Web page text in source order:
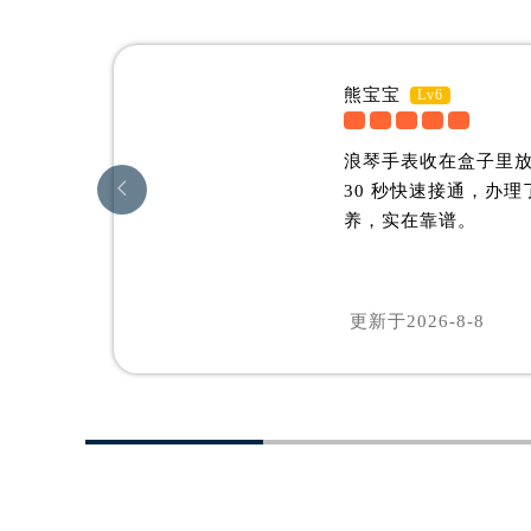
熊宝宝 Lv6
浪琴手表收在盒子里
30 秒快速接通，办理
养，实在靠谱。
更新于2026-8-8
